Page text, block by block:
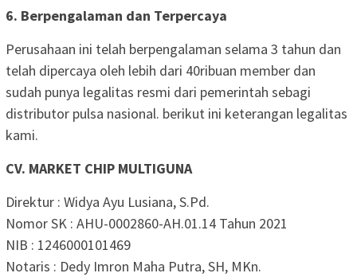
6. Berpengalaman dan Terpercaya
Perusahaan ini telah berpengalaman selama 3 tahun dan
telah dipercaya oleh lebih dari 40ribuan member dan
sudah punya legalitas resmi dari pemerintah sebagi
distributor pulsa nasional. berikut ini keterangan legalitas
kami.
CV. MARKET CHIP MULTIGUNA
Direktur : Widya Ayu Lusiana, S.Pd.
Nomor SK : AHU-0002860-AH.01.14 Tahun 2021
NIB : 1246000101469
Notaris : Dedy Imron Maha Putra, SH, MKn.